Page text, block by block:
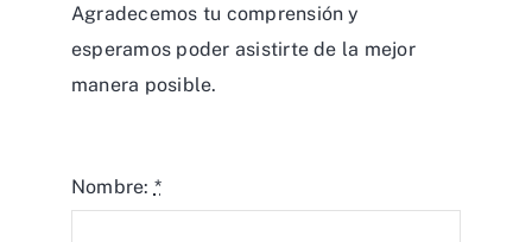
Agradecemos tu comprensión y
esperamos poder asistirte de la mejor
manera posible.
Nombre: *